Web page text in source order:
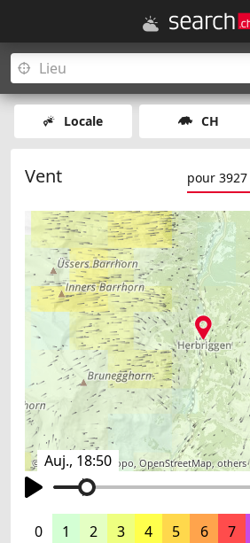
Locale CH
Vent pour
Auj., 18:50
© search.ch ,swisstopo,OpenStreetMap,others
0 1 2 3 4 5 6 7